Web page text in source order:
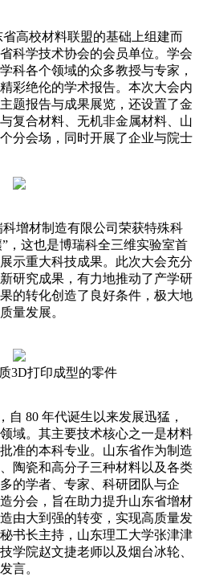
高校材料联盟的基础上组建而
科学技术协会的会员单位。学会
科各个领域的众多教授与专家，
彩绝伦的学术报告。本次大会内
题报告与成果展览，还设置了金
复合材料、无机非金属材料、山
分会场，同时开展了企业与院士
增材制造有限公司荣获特殊科
这也是博瑞科全三维实验室首
示重大科技成果。此次大会充分
研究成果，有力地推动了产学研
的转化创造了良好条件，极大地
量发展。
3D打印成型的零件
自 80 年代诞生以来发展迅猛，
域。其主要技术核心之一是材料
准的本科专业。山东省作为制造
陶瓷和高分子三种材料以及各类
的学者、专家、科研团队与企
分会，旨在助力提升山东省增材
由大到强的转变，实现高质量发
书长主持，山东理工大学张津津
学院赵文捷老师以及烟台冰轮、
言。